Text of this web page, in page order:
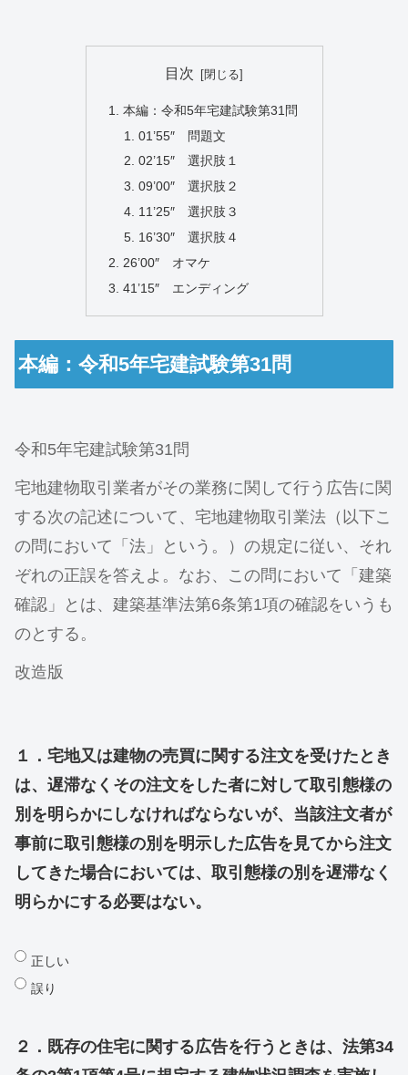
目次
本編：令和5年宅建試験第31問
01’55″ 問題文
02’15″ 選択肢１
09’00″ 選択肢２
11’25″ 選択肢３
16’30″ 選択肢４
26’00″ オマケ
41’15″ エンディング
本編：令和5年宅建試験第31問
令和5年宅建試験第31問
宅地建物取引業者がその業務に関して行う広告に関
する次の記述について、宅地建物取引業法（以下こ
の問において「法」という。）の規定に従い、それ
ぞれの正誤を答えよ。なお、この問において「建築
確認」とは、建築基準法第6条第1項の確認をいうも
のとする。
改造版
１．宅地又は建物の売買に関する注文を受けたとき
は、遅滞なくその注文をした者に対して取引態様の
別を明らかにしなければならないが、当該注文者が
事前に取引態様の別を明示した広告を見てから注文
してきた場合においては、取引態様の別を遅滞なく
明らかにする必要はない。
正しい
誤り
２．既存の住宅に関する広告を行うときは、法第34